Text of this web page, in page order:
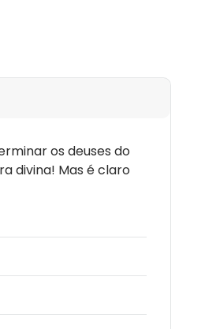
os deuses do
divina! Mas é claro